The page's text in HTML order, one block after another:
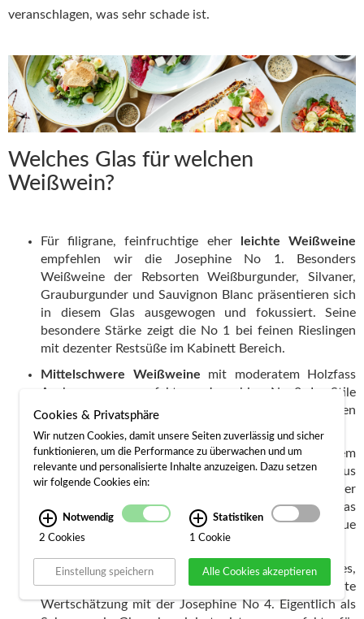
veranschlagen, was sehr schade ist.
Welches Glas für welchen
Weißwein?
Für filigrane, feinfruchtige eher
leichte Weißweine
empfehlen wir die Josephine No 1. Besonders
Weißweine der Rebsorten Weißburgunder, Silvaner,
Grauburgunder und Sauvignon Blanc präsentieren sich
in diesem Glas ausgewogen und fokussiert. Seine
besondere Stärke zeigt die No 1 bei feinen Rieslingen
mit dezenter Restsüße im Kabinett Bereich.
Mittelschwere Weißweine mit moderatem Holzfass
Ausbau passen perfekt zur Josephine No 2. Im Stile
eines Universalglases betont es besonders die subtilen
Große,lagerfähige Weißweinezum Beispiel aus dem
Burgund oder aber auch viele Große Gewächse aus
Deutschland profitieren von dem großen Glas der
Josephine No 3. Durch die große Oberfläche und das
Volumen kommen hier auch Weißweine mit Barrique
Ausbau bestens zur Geltung.
Sehrsüße und edelsüße Weißweine wie Sauternes,
Beerenauslese oder ähnliche erhalten die beste
Wertschätzung mit der Josephine No 4. Eigentlich als
Cookies & Privatsphäre
Wir nutzen Cookies, damit unsere Seiten zuverlässig und sicher
funktionieren, um die Performance zu überwachen und um
relevante und personalisierte Inhalte anzuzeigen. Dazu setzen
wir folgende Cookies ein:
Notwendig
2 Cookies
Statistiken
1 Cookie
Einstellung speichern Alle Cookies akzeptieren